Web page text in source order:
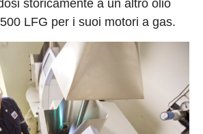
storicamente a un altro olio
LFG per i suoi motori a gas.